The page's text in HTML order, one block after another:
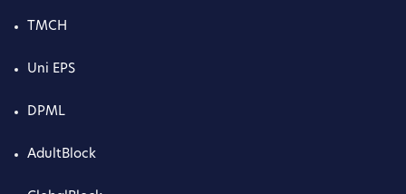
TMCH
Uni EPS
DPML
AdultBlock